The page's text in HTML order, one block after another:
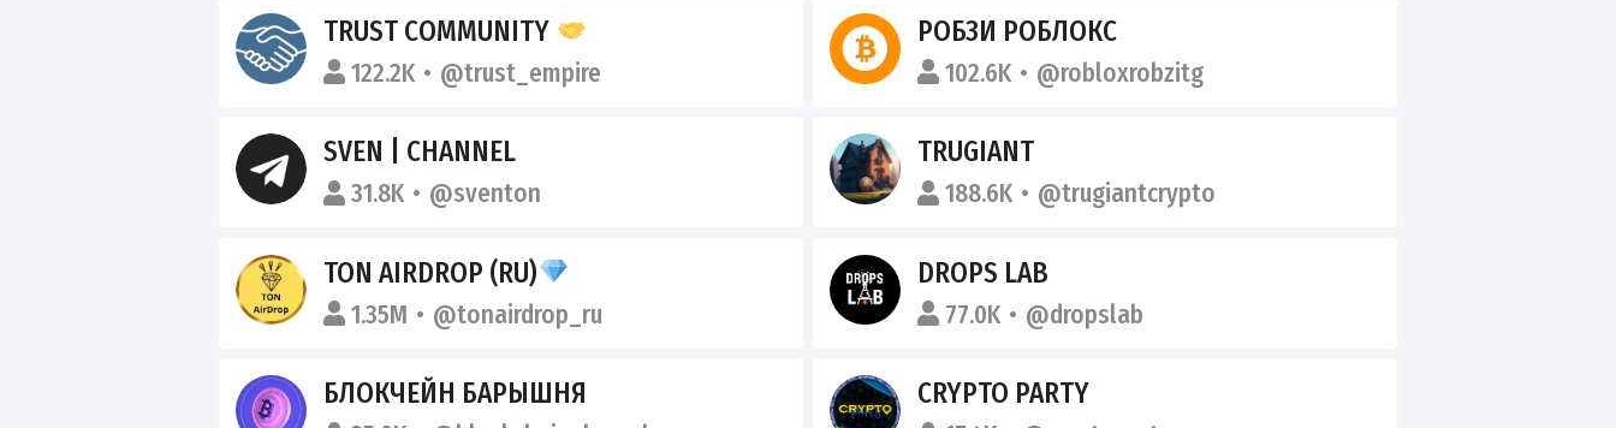
TRUST COMMUNITY
122.2K @trust_empire
РОБЗИ РОБЛОКС
102.6K @robloxrobzitg
SVEN | CHANNEL
31.8K @sventon
TRUGIANT
188.6K @trugiantcrypto
TON AIRDROP (RU)
1.35M @tonairdrop_ru
DROPS LAB
77.0K @dropslab
БЛОКЧЕЙН БАРЫШНЯ CRYPTO PARTY